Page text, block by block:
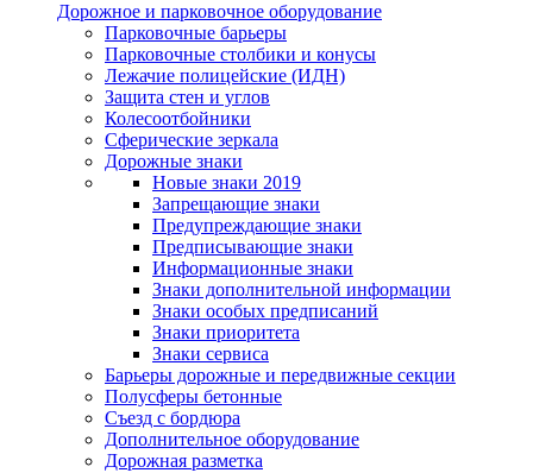
Дорожное и парковочное оборудование
Парковочные барьеры
Парковочные столбики и конусы
Лежачие полицейские (ИДН)
Защита стен и углов
Колесоотбойники
Сферические зеркала
Дорожные знаки
Новые знаки 2019
Запрещающие знаки
Предупреждающие знаки
Предписывающие знаки
Информационные знаки
Знаки дополнительной информации
Знаки особых предписаний
Знаки приоритета
Знаки сервиса
Барьеры дорожные и передвижные секции
Полусферы бетонные
Съезд с бордюра
Дополнительное оборудование
Дорожная разметка